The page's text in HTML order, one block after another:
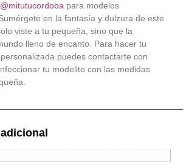
@mitutucordoba para modelos
en la fantasía y dulzura de este
viste a tu pequeña, sino que la
lleno de encanto. Para hacer tu
puedes contactarte con
tu modelito con las medidas